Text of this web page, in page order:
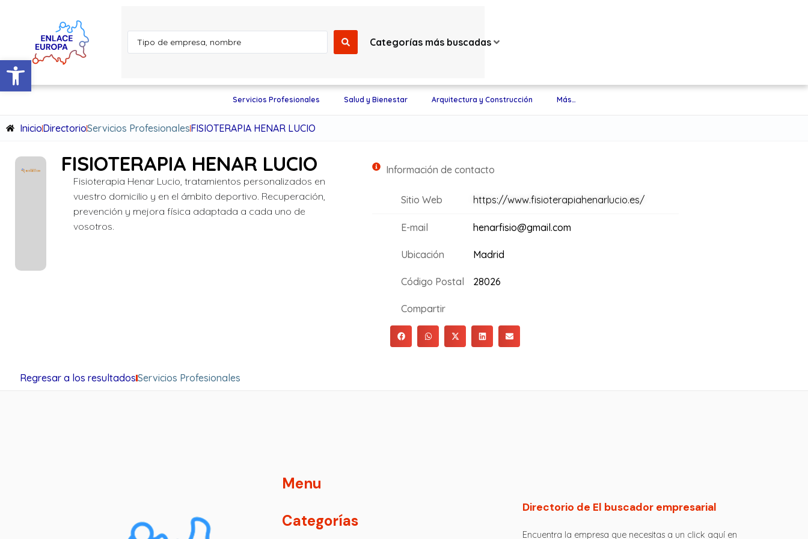
Abrir barra de herramientas
Categorías más buscadas
Servicios Profesionales Salud y Bienestar Arquitectura y Construcción Más…
InicioDirectorioServicios ProfesionalesFISIOTERAPIA HENAR LUCIO
FISIOTERAPIA HENAR LUCIO
Fisioterapia Henar Lucio, tratamientos personalizados en
vuestro domicilio y en el ámbito deportivo. Recuperación,
prevención y mejora física adaptada a cada uno de
vosotros.
Información de contacto
Sitio Web https://www.fisioterapiahenarlucio.es/
E-mail henarfisio@gmail.com
Ubicación Madrid
Código Postal 28026
Compartir
Regresar a los resultadosServicios Profesionales
Menu
Categorías
Directorio de El buscador empresarial
Encuentra la empresa que necesitas a un click aquí en